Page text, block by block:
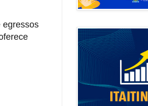
egressos